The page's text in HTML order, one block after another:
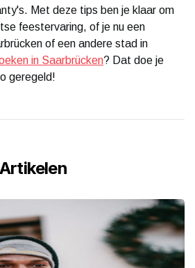
Met deze tips ben je klaar om
feestervaring, of je nu een
of een andere stad in
in Saarbrücken? Dat doe je
geregeld!